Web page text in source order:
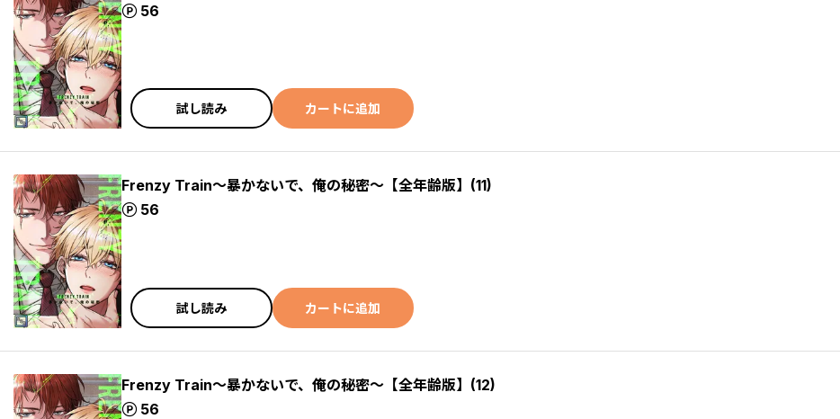
56
ポイント
試し読み カートに追加
Frenzy Train～暴かないで、俺の秘密～【全年齢版】(11)
56
ポイント
試し読み カートに追加
Frenzy Train～暴かないで、俺の秘密～【全年齢版】(12)
56
ポイント